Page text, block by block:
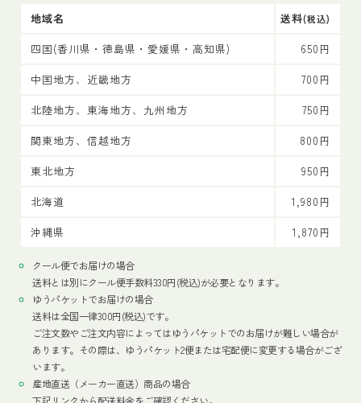
地域名 送料(税込)
四国(香川県・徳島県・愛媛県・高知県)
650円
中国地方、近畿地方
700円
北陸地方、東海地方、九州地方
750円
関東地方、信越地方
800円
東北地方
950円
北海道
1,980円
沖縄県
1,870円
クール便でお届けの場合
送料とは別にクール便手数料330円(税込)が必要となります。
ゆうパケットでお届けの場合
送料は全国一律300円(税込)です。
ご注文数やご注文内容によってはゆうパケットでのお届けが難しい場合が
あります。その際は、ゆうパケット2便または宅配便に変更する場合がござ
います。
産地直送（メーカー直送）商品の場合
下記リンクから配送料金をご確認ください。